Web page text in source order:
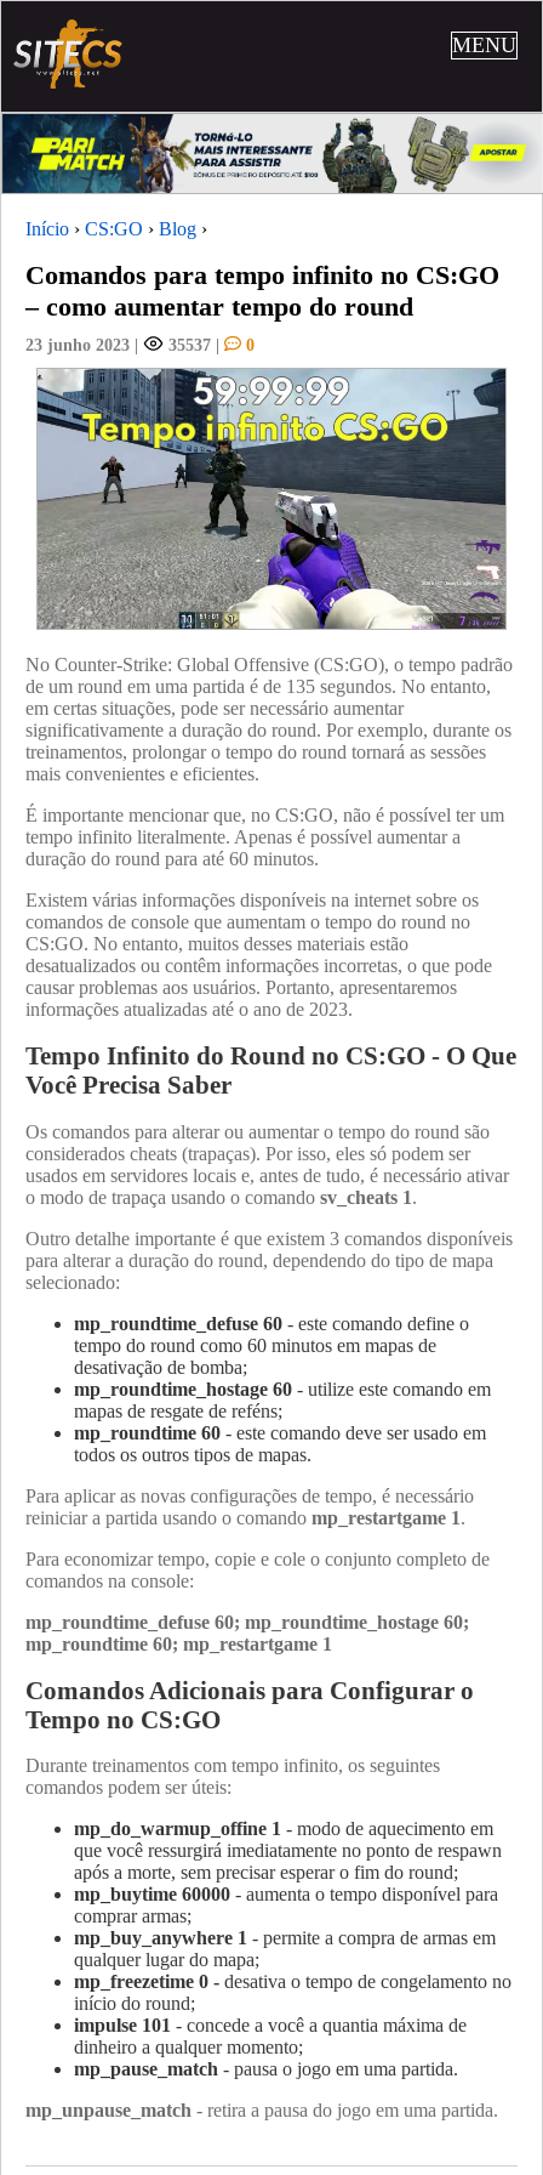
MENU
Início › CS:GO › Blog ›
Comandos para tempo infinito no CS:GO
– como aumentar tempo do round
23 junho 2023 | 35537 | 0
No Counter-Strike: Global Offensive (CS:GO), o tempo padrão
de um round em uma partida é de 135 segundos. No entanto,
em certas situações, pode ser necessário aumentar
significativamente a duração do round. Por exemplo, durante os
treinamentos, prolongar o tempo do round tornará as sessões
mais convenientes e eficientes.
É importante mencionar que, no CS:GO, não é possível ter um
tempo infinito literalmente. Apenas é possível aumentar a
duração do round para até 60 minutos.
Existem várias informações disponíveis na internet sobre os
comandos de console que aumentam o tempo do round no
CS:GO. No entanto, muitos desses materiais estão
desatualizados ou contêm informações incorretas, o que pode
causar problemas aos usuários. Portanto, apresentaremos
informações atualizadas até o ano de 2023.
Tempo Infinito do Round no CS:GO - O Que
Você Precisa Saber
Os comandos para alterar ou aumentar o tempo do round são
considerados cheats (trapaças). Por isso, eles só podem ser
usados em servidores locais e, antes de tudo, é necessário ativar
o modo de trapaça usando o comando sv_cheats 1.
Outro detalhe importante é que existem 3 comandos disponíveis
para alterar a duração do round, dependendo do tipo de mapa
selecionado:
mp_roundtime_defuse 60 - este comando define o
tempo do round como 60 minutos em mapas de
desativação de bomba;
mp_roundtime_hostage 60 - utilize este comando em
mapas de resgate de reféns;
mp_roundtime 60 - este comando deve ser usado em
todos os outros tipos de mapas.
Para aplicar as novas configurações de tempo, é necessário
reiniciar a partida usando o comando mp_restartgame 1.
Para economizar tempo, copie e cole o conjunto completo de
comandos na console:
mp_roundtime_defuse 60; mp_roundtime_hostage 60;
mp_roundtime 60; mp_restartgame 1
Comandos Adicionais para Configurar o
Tempo no CS:GO
Durante treinamentos com tempo infinito, os seguintes
comandos podem ser úteis:
mp_do_warmup_offine 1 - modo de aquecimento em
que você ressurgirá imediatamente no ponto de respawn
após a morte, sem precisar esperar o fim do round;
mp_buytime 60000 - aumenta o tempo disponível para
comprar armas;
mp_buy_anywhere 1 - permite a compra de armas em
qualquer lugar do mapa;
mp_freezetime 0 - desativa o tempo de congelamento no
início do round;
impulse 101 - concede a você a quantia máxima de
dinheiro a qualquer momento;
mp_pause_match - pausa o jogo em uma partida.
mp_unpause_match - retira a pausa do jogo em uma partida.